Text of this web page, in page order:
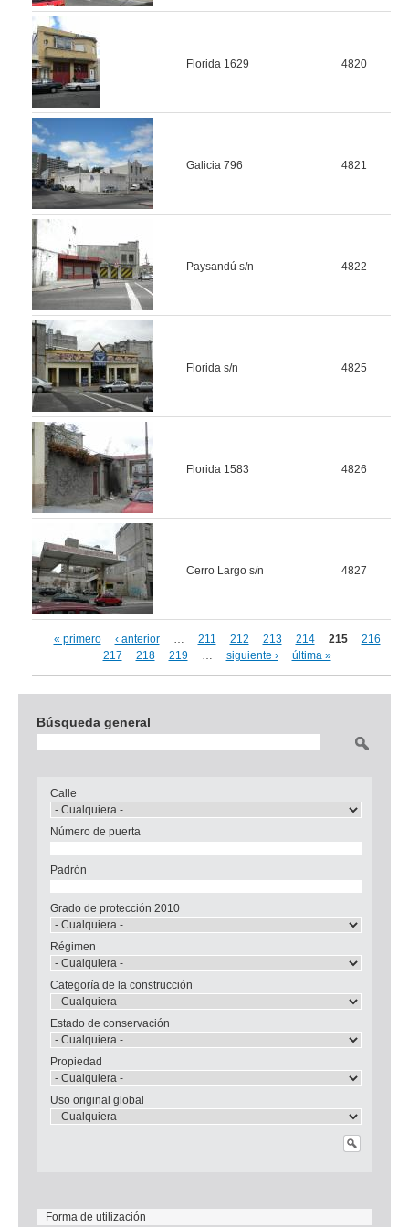
Florida 1629 4820
Galicia 796 4821
Paysandú s/n 4822
Florida s/n 4825
Florida 1583 4826
Cerro Largo s/n 4827
Páginas
« primero ‹ anterior … 211 212 213 214 215
216
217
218 219 … siguiente › última »
Búsqueda general
Calle
Número de puerta
Padrón
Grado de protección 2010
Régimen
Categoría de la construcción
Estado de conservación
Propiedad
Uso original global
Forma de utilización